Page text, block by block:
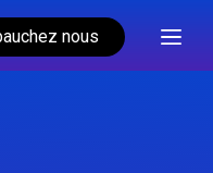
nous